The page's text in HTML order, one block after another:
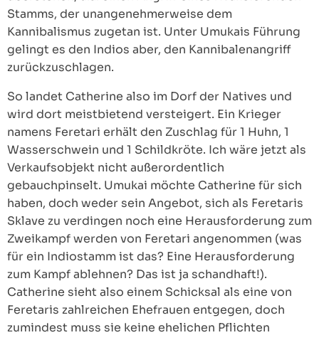
Stamms, der unangenehmerweise dem
Kannibalismus zugetan ist. Unter Umukais Führung
gelingt es den Indios aber, den Kannibalenangriff
zurückzuschlagen.
So landet Catherine also im Dorf der Natives und
wird dort meistbietend versteigert. Ein Krieger
namens Feretari erhält den Zuschlag für 1 Huhn, 1
Wasserschwein und 1 Schildkröte. Ich wäre jetzt als
Verkaufsobjekt nicht außerordentlich
gebauchpinselt. Umukai möchte Catherine für sich
haben, doch weder sein Angebot, sich als Feretaris
Sklave zu verdingen noch eine Herausforderung zum
Zweikampf werden von Feretari angenommen (was
für ein Indiostamm ist das? Eine Herausforderung
zum Kampf ablehnen? Das ist ja schandhaft!).
Catherine sieht also einem Schicksal als eine von
Feretaris zahlreichen Ehefrauen entgegen, doch
zumindest muss sie keine ehelichen Pflichten